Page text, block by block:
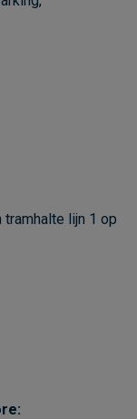
lijn 1 op